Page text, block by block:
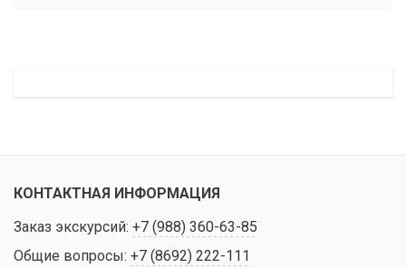
КОНТАКТНАЯ ИНФОРМАЦИЯ
Заказ экскурсий: +7 (988) 360-63-85
Общие вопросы: +7 (8692) 222-111